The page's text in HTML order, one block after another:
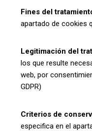
Fines del
apartado de cookies
Legitimación del
los que resulte
web, por
GDPR)
Criterios de
especifica en el